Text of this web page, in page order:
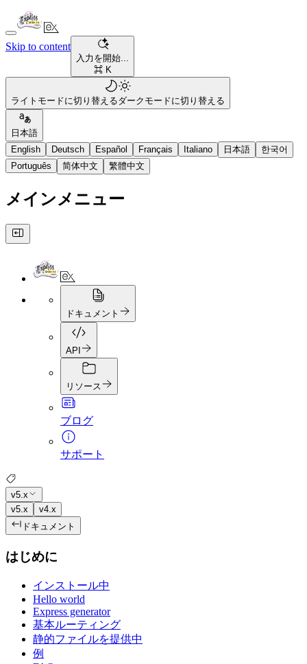
Skip to content
入力を開始...
⌘ K
ライトモードに切り替えるダークモードに切り替える
日本語
English
Deutsch Español Français Italiano 日本語
한국어
Português
简体中文 繁體中文
メインメニュー
ドキュメント
API
リソース
ブログ
サポート
v5.x
v5.x
v4.x
ドキュメント
はじめに
インストール中
Hello world
Express generator
基本ルーティング
静的ファイルを提供中
例